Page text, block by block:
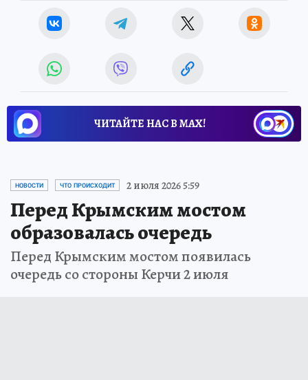
ЧИТАЙТЕ НАС В МАХ!
НОВОСТИ ЧТО ПРОИСХОДИТ 2 июля 2026 5:59
Перед Крымским мостом
образовалась очередь
Перед Крымским мостом появилась
очередь со стороны Керчи 2 июля